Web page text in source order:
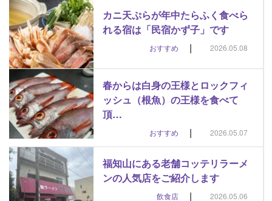
カニ天ぷらが年中たらふく食べら
れる宿は「民宿かず子」です
おすすめ | 2026.05.08
春からは白身の王様とロックフィ
ッシュ（根魚）の王様を食べて
頂…
おすすめ | 2026.05.07
福知山にある老舗コッテリラーメ
ンの人気店をご紹介します
飲食店 | 2026.05.06